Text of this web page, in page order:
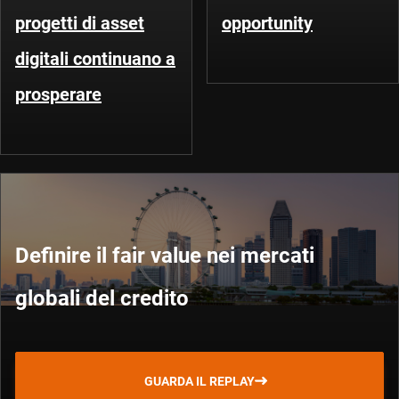
progetti di asset
digitali continuano a
prosperare
opportunity
Definire il fair value nei mercati
globali del credito
GUARDA IL REPLAY